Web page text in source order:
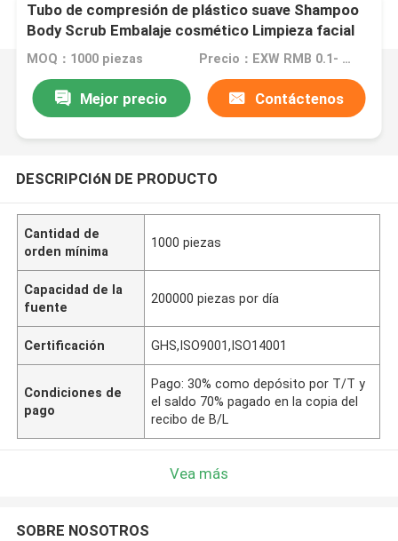
Tubo de compresión de plástico suave Shampoo
Body Scrub Embalaje cosmético Limpieza facial
crema para manos manguera de pasta de dientes
MOQ：1000 piezas Precio：EXW RMB 0.1- EXW RMB 5
Mejor precio Contáctenos
DESCRIPCIóN DE PRODUCTO
Cantidad de
orden mínima
1000 piezas
Capacidad de la
fuente
200000 piezas por día
Certificación GHS,ISO9001,ISO14001
Condiciones de
pago
Pago: 30% como depósito por T/T y
el saldo 70% pagado en la copia del
recibo de B/L
Vea más
SOBRE NOSOTROS